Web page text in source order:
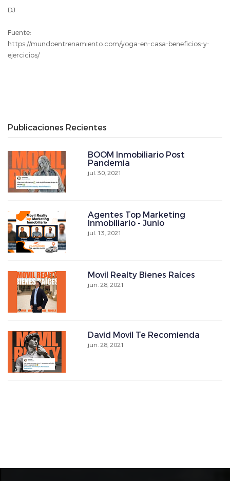
DJ
Fuente:
https://mundoentrenamiento.com/yoga-en-casa-beneficios-y-
ejercicios/
Publicaciones Recientes
BOOM Inmobiliario Post
Pandemia
jul. 30, 2021
Agentes Top Marketing
Inmobiliario - Junio
jul. 13, 2021
Movil Realty Bienes Raíces
jun. 28, 2021
David Movil Te Recomienda
jun. 28, 2021